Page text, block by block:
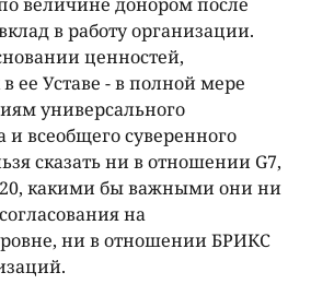
в работу организации.
ценностей,
ее Уставе - в полной мере
универсального
и всеобщего суверенного
сказать ни в отношении G7,
какими бы важными они ни
на
ни в отношении БРИКС